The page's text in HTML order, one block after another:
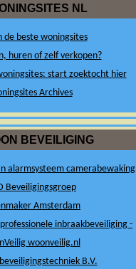
NL
de beste woningsites
huren of zelf verkopen?
start zoektocht hier
Archives
BEVEILIGING
alarmsysteem camerabewaking
Beveiligingsgroep
Amsterdam
inbraakbeveiliging -
woonveilig.nl
B.V.